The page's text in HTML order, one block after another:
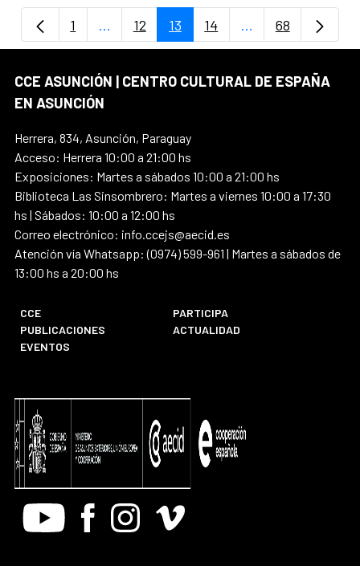
Página
1 ...Páginas intermedias Use TAB para
Página
12 Página
13 Página
14 ...PáginasPágina
68
CCE ASUNCIÓN | CENTRO CULTURAL DE ESPAÑA
EN ASUNCIÓN
Herrera, 834, Asunción, Paraguay
Acceso: Herrera 10:00 a 21:00 hs
Exposiciones: Martes a sábados 10:00 a 21:00 hs
Biblioteca Las Sinsombrero: Martes a viernes 10:00 a 17:30
hs | Sábados: 10:00 a 12:00 hs
Correo electrónico: info.ccejs@aecid.es
Atención vía Whatsapp: (0974) 599-961 | Martes a sábados de
13:00 hs a 20:00 hs
CCE
PARTICIPA
PUBLICACIONES
ACTUALIDAD
EVENTOS
Youtube FacebookInstagram
Vimeo